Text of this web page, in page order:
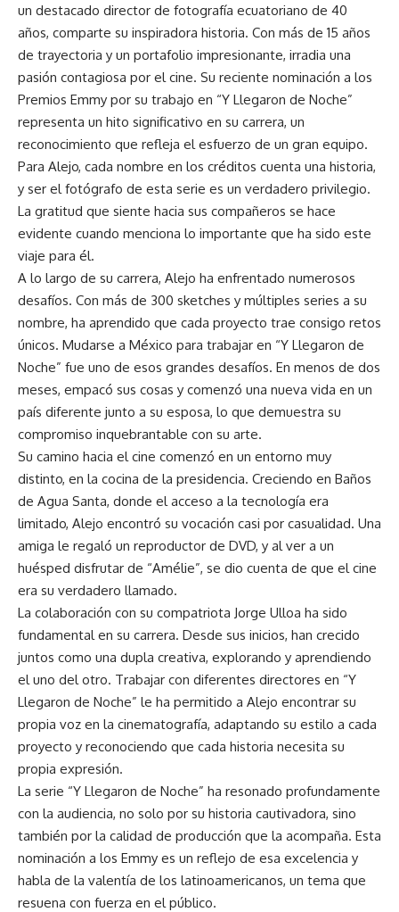
un destacado director de fotografía ecuatoriano de 40
años, comparte su inspiradora historia. Con más de 15 años
de trayectoria y un portafolio impresionante, irradia una
pasión contagiosa por el cine. Su reciente nominación a los
Premios Emmy por su trabajo en “Y Llegaron de Noche”
representa un hito significativo en su carrera, un
reconocimiento que refleja el esfuerzo de un gran equipo.
Para Alejo, cada nombre en los créditos cuenta una historia,
y ser el fotógrafo de esta serie es un verdadero privilegio.
La gratitud que siente hacia sus compañeros se hace
evidente cuando menciona lo importante que ha sido este
viaje para él.
A lo largo de su carrera, Alejo ha enfrentado numerosos
desafíos. Con más de 300 sketches y múltiples series a su
nombre, ha aprendido que cada proyecto trae consigo retos
únicos. Mudarse a México para trabajar en “Y Llegaron de
Noche” fue uno de esos grandes desafíos. En menos de dos
meses, empacó sus cosas y comenzó una nueva vida en un
país diferente junto a su esposa, lo que demuestra su
compromiso inquebrantable con su arte.
Su camino hacia el cine comenzó en un entorno muy
distinto, en la cocina de la presidencia. Creciendo en Baños
de Agua Santa, donde el acceso a la tecnología era
limitado, Alejo encontró su vocación casi por casualidad. Una
amiga le regaló un reproductor de DVD, y al ver a un
huésped disfrutar de “Amélie”, se dio cuenta de que el cine
era su verdadero llamado.
La colaboración con su compatriota Jorge Ulloa ha sido
fundamental en su carrera. Desde sus inicios, han crecido
juntos como una dupla creativa, explorando y aprendiendo
el uno del otro. Trabajar con diferentes directores en “Y
Llegaron de Noche” le ha permitido a Alejo encontrar su
propia voz en la cinematografía, adaptando su estilo a cada
proyecto y reconociendo que cada historia necesita su
propia expresión.
La serie “Y Llegaron de Noche” ha resonado profundamente
con la audiencia, no solo por su historia cautivadora, sino
también por la calidad de producción que la acompaña. Esta
nominación a los Emmy es un reflejo de esa excelencia y
habla de la valentía de los latinoamericanos, un tema que
resuena con fuerza en el público.